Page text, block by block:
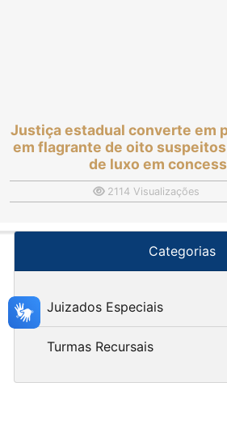
Justiça estadual converte em
em flagrante de oito
de luxo em
2114 Visualizações
Categorias
Juizados Especiais
Turmas Recursais